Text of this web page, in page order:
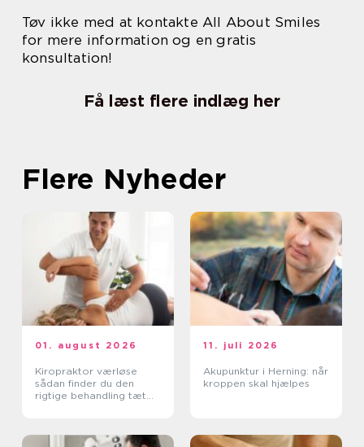
Tøv ikke med at kontakte All About Smiles
for mere information og en gratis
konsultation!
Få læst flere indlæg her
Flere Nyheder
01. august 2026
Kiropraktor værløse
sådan finder du den
rigtige behandling tæt
11. juli 2026
Akupunktur i Herning: når
kroppen skal hjælpes